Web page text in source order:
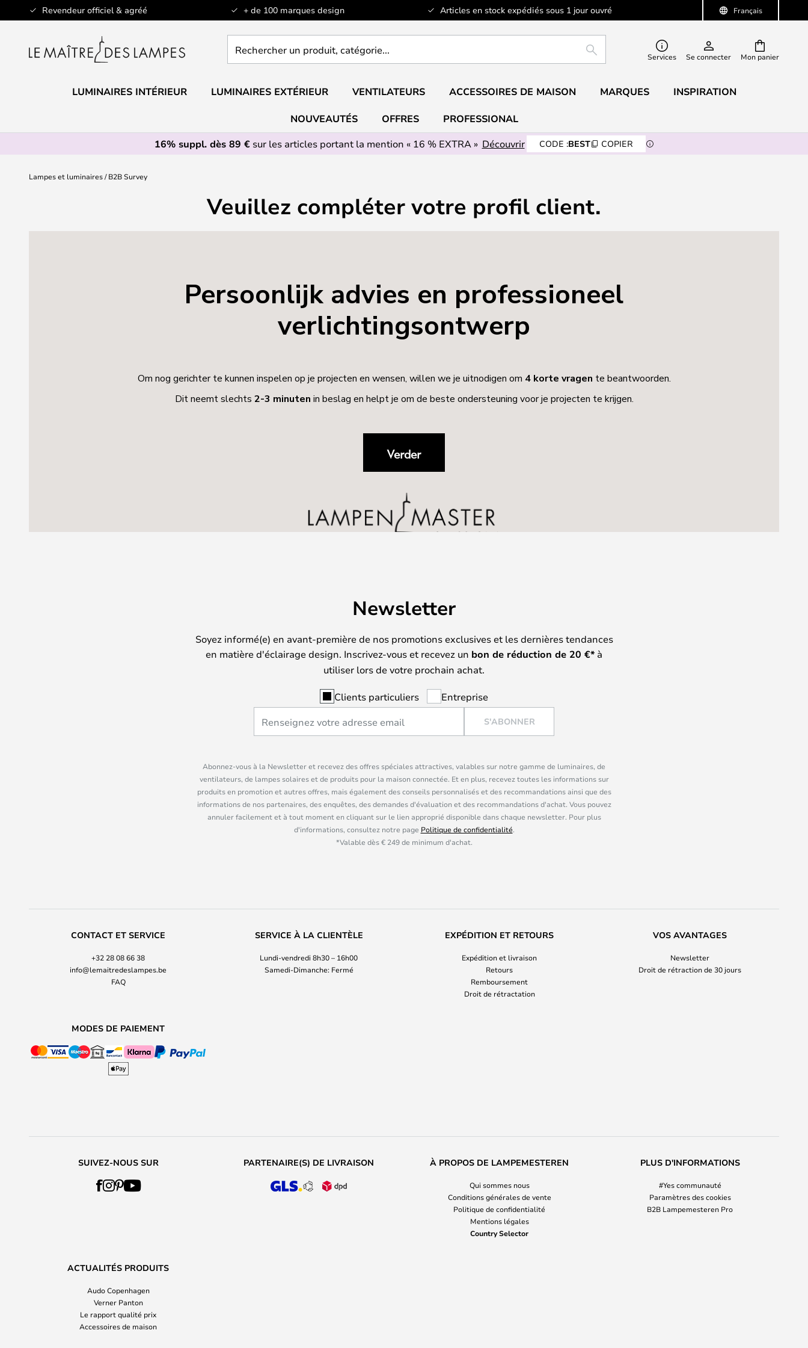
Français
Revendeur officiel & agréé + de 100 marques design Articles en stock expédiés sous 1 jour ouvré
Allez
au
Mon panier
un
catégorie...
RECHERCHERServices Se connecter
LUMINAIRES INTÉRIEUR LUMINAIRES EXTÉRIEUR VENTILATEURS ACCESSOIRES DE MAISON MARQUES INSPIRATION
NOUVEAUTÉS OFFRES
PROFESSIONAL
16% suppl. dès 89 €sur les articles portant la mention « 16 % EXTRA » Découvrir CODE :BEST COPIER
Lampes et luminaires B2B Survey
Veuillez compléter votre profil client.
Newsletter
Soyez informé(e) en avant-première de nos promotions exclusives et les dernières tendances
en matière d'éclairage design. Inscrivez-vous et recevez un bon de réduction de 20 €* à
utiliser lors de votre prochain achat.
Clients particuliers Entreprise
S'ABONNER
Abonnez-vous à la Newsletter et recevez des offres spéciales attractives, valables sur notre gamme de luminaires, de
ventilateurs, de lampes solaires et de produits pour la maison connectée. Et en plus, recevez toutes les informations sur
produits en promotion et autres offres, mais également des conseils personnalisés et des recommandations ainsi que des
informations de nos partenaires, des enquêtes, des demandes d'évaluation et des recommandations d'achat. Vous pouvez
annuler facilement et à tout moment en cliquant sur le lien approprié disponible dans chaque newsletter. Pour plus
d'informations, consultez notre page Politique de confidentialité.
*Valable dès € 249 de minimum d'achat.
CONTACT ET SERVICE
+32 28 08 66 38
info@lemaitredeslampes.be
FAQ
SERVICE À LA CLIENTÈLE
Lundi-vendredi 8h30 – 16h00
Samedi-Dimanche: Fermé
EXPÉDITION ET RETOURS
Expédition et livraison
Retours
Remboursement
Droit de rétractation
VOS AVANTAGES
Newsletter
Droit de rétraction de 30 jours
MODES DE PAIEMENT
SUIVEZ-NOUS SUR PARTENAIRE(S) DE LIVRAISON À PROPOS DE LAMPEMESTEREN
Qui sommes nous
Conditions générales de vente
Politique de confidentialité
Mentions légales
Country Selector
PLUS D'INFORMATIONS
#Yes communauté
Paramètres des cookies
B2B Lampemesteren Pro
ACTUALITÉS PRODUITS
Audo Copenhagen
Verner Panton
Le rapport qualité prix
Accessoires de maison